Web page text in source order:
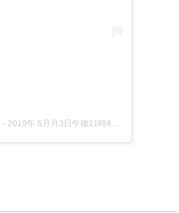
- 2019年 5月月3日午後11時45分PDT